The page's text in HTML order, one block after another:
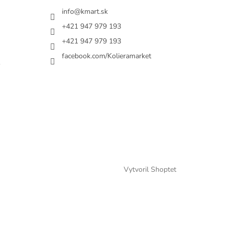
info@kmart.sk
+421 947 979 193
+421 947 979 193
facebook.com/Kolieramarket
Vytvoril Shoptet